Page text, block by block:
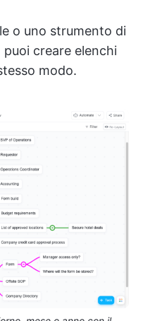
o uno strumento di
creare elenchi
modo.